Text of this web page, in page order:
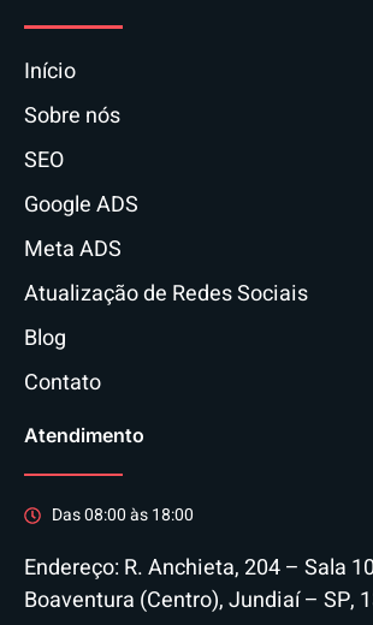
Início
Sobre nós
SEO
Google ADS
Meta ADS
Atualização de Redes Sociais
Blog
Contato
Atendimento
Das 08:00 às 18:00
Endereço: R. Anchieta, 204 – Sala
Boaventura (Centro), Jundiaí – SP,